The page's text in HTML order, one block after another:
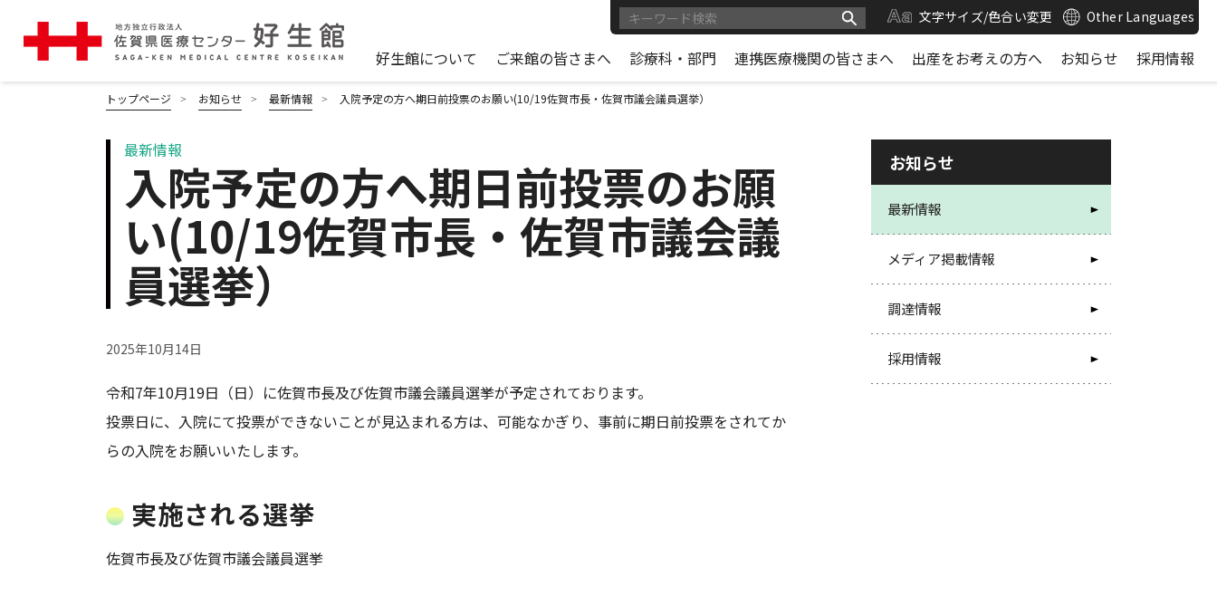
文字サイズ/色合い変更 Other Languages
好生館について ご来館の皆さまへ 診療科・部門 連携医療機関の皆さまへ 出産をお考えの方へ お知らせ 採用情報
トップページ お知らせ 最新情報 入院予定の方へ期日前投票のお願い(10/19佐賀市長・佐賀市議会議員選挙）
最新情報
入院予定の方へ期日前投票のお願
い(10/19佐賀市長・佐賀市議会議
員選挙）
2025年10月14日
令和7年10月19日（日）に佐賀市長及び佐賀市議会議員選挙が予定されております。
投票日に、入院にて投票ができないことが見込まれる方は、可能なかぎり、事前に期日前投票をされてか
らの入院をお願いいたします。
実施される選挙
佐賀市長及び佐賀市議会議員選挙
お知らせ
最新情報
メディア掲載情報
調達情報
採用情報